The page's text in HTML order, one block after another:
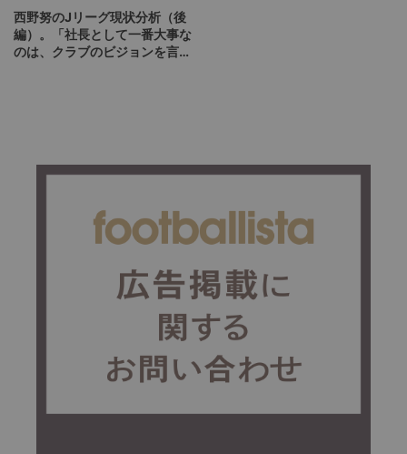
西野努のJリーグ現状分析（後
編）。「社長として一番大事な
のは、クラブのビジョンを言語